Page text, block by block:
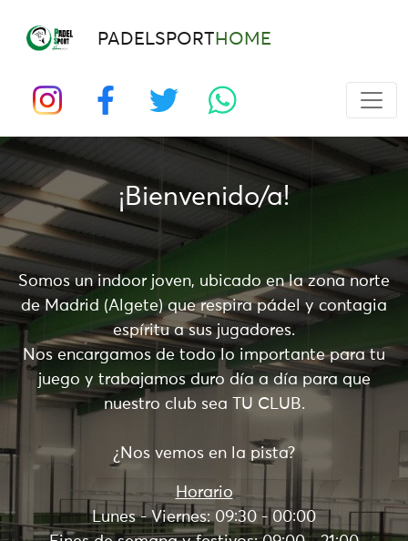
PADELSPORT HOME
¡Bienvenido/a!
Somos un indoor joven, ubicado en la zona norte
de Madrid (Algete) que respira pádel y contagia
espíritu a sus jugadores.
Nos encargamos de todo lo importante para tu
juego y trabajamos duro día a día para que
nuestro club sea TU CLUB.
¿Nos vemos en la pista?
Horario
Lunes - Viernes: 09:30 - 00:00